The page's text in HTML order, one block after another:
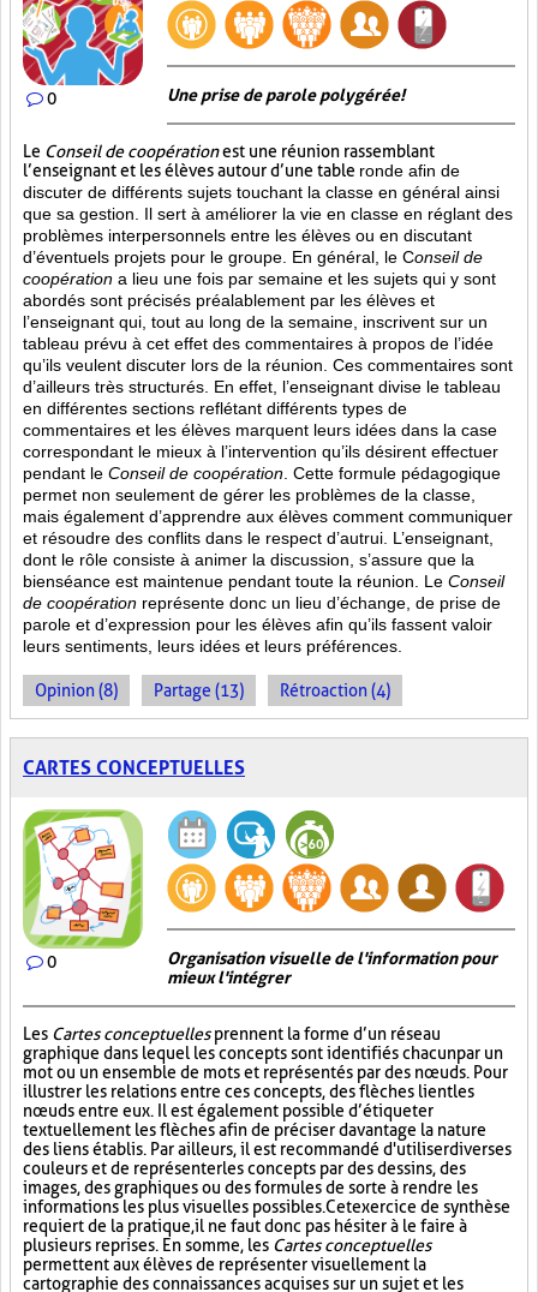
0 Une prise de parole polygérée!
Le Conseil de coopérationest une réunion rassemblant
l’enseignant et les élèves autour d’une table ronde afin de
discuter de différents sujets touchant la classe en général ainsi
que sa gestion. Il sert à améliorer la vie en classe en réglant des
problèmes interpersonnels entre les élèves ou en discutant
d’éventuels projets pour le groupe. En général, le Conseil de
coopération a lieu une fois par semaine et les sujets qui y sont
abordés sont précisés préalablement par les élèves et
l’enseignant qui, tout au long de la semaine, inscrivent sur un
tableau prévu à cet effet des commentaires à propos de l’idée
qu’ils veulent discuter lors de la réunion. Ces commentaires sont
d’ailleurs très structurés. En effet, l’enseignant divise le tableau
en différentes sections reflétant différents types de
commentaires et les élèves marquent leurs idées dans la case
correspondant le mieux à l’intervention qu’ils désirent effectuer
pendant le Conseil de coopération . Cette formule pédagogique
permet non seulement de gérer les problèmes de la classe,
mais également d’apprendre aux élèves comment communiquer
et résoudre des conflits dans le respect d’autrui. L’enseignant,
dont le rôle consiste à animer la discussion, s’assure que la
bienséance est maintenue pendant toute la réunion. Le Conseil
de coopération représente donc un lieu d’échange, de prise de
parole et d’expression pour les élèves afin qu’ils fassent valoir
leurs sentiments, leurs idées et leurs préférences.
Opinion (8) Partage (13) Rétroaction (4)
CARTES CONCEPTUELLES
0
Organisation visuelle de l'information pour
mieux l'intégrer
Les Cartes conceptuellesprennent la forme d’un réseau
graphique dans lequel les concepts sont identifiés chacun par un
mot ou un ensemble de mots et représentés par des nœuds. Pour
illustrer les relations entre ces concepts, des flèches lient les
nœuds entre eux. Il est également possible d’étiqueter
textuellement les flèches afin de préciser davantage la nature
des liens établis. Par ailleurs, il est recommandé d'utiliser diverses
couleurs et de représenter les concepts par des dessins, des
images, des graphiques ou des formules de sorte à rendre les
informations les plus visuelles possibles. Cet exercice de synthèse
requiert de la pratique, il ne faut donc pas hésiter à le faire à
plusieurs reprises. En somme, les Cartes conceptuelles
permettent aux élèves de représenter visuellement la
cartographie des connaissances acquises sur un sujet et les